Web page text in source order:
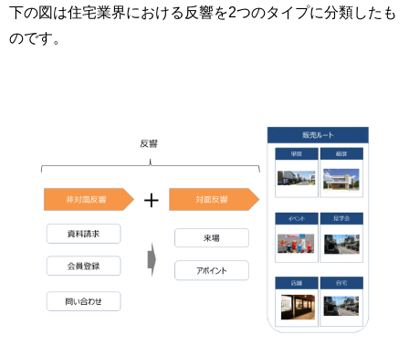
下の図は住宅業界における反響を2つのタイプに分類したも
のです。